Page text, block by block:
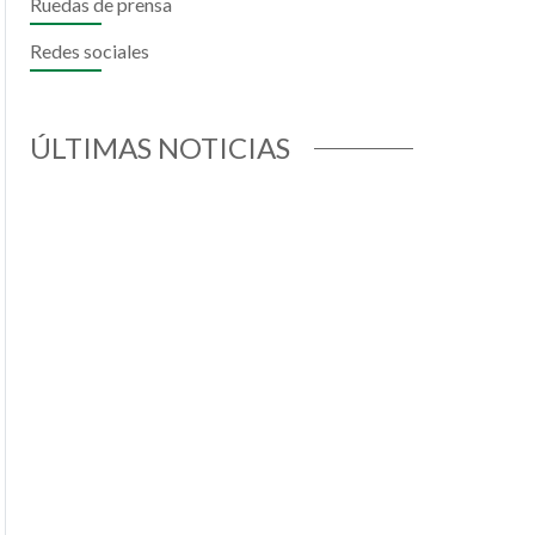
WhatsApp
Redes sociales
ÚLTIMAS NOTICIAS